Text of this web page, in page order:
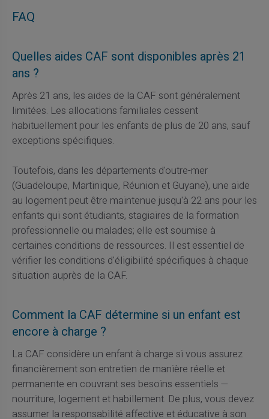
FAQ
Quelles aides CAF sont disponibles après 21
ans ?
Après 21 ans, les aides de la CAF sont généralement
limitées. Les allocations familiales cessent
habituellement pour les enfants de plus de 20 ans, sauf
exceptions spécifiques.
Toutefois, dans les départements d'outre-mer
(Guadeloupe, Martinique, Réunion et Guyane), une aide
au logement peut être maintenue jusqu'à 22 ans pour les
enfants qui sont étudiants, stagiaires de la formation
professionnelle ou malades; elle est soumise à
certaines conditions de ressources. Il est essentiel de
vérifier les conditions d'éligibilité spécifiques à chaque
situation auprès de la CAF.
Comment la CAF détermine si un enfant est
encore à charge ?
La CAF considère un enfant à charge si vous assurez
financièrement son entretien de manière réelle et
permanente en couvrant ses besoins essentiels —
nourriture, logement et habillement. De plus, vous devez
assumer la responsabilité affective et éducative à son